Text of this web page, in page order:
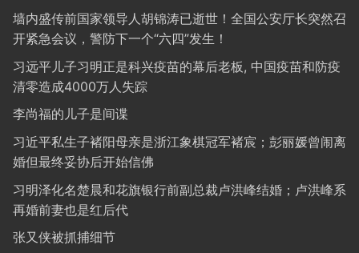
墙内盛传前国家领导人胡锦涛已逝世！全国公安厅长突然召
开紧急会议，警防下一个“六四”发生！
习远平儿子习明正是科兴疫苗的幕后老板, 中国疫苗和防疫
清零造成4000万人失踪
李尚福的儿子是间谍
习近平私生子褚阳母亲是浙江象棋冠军褚宸；彭丽媛曾闹离
婚但最终妥协后开始信佛
习明泽化名楚晨和花旗银行前副总裁卢洪峰结婚；卢洪峰系
再婚前妻也是红后代
张又侠被抓捕细节